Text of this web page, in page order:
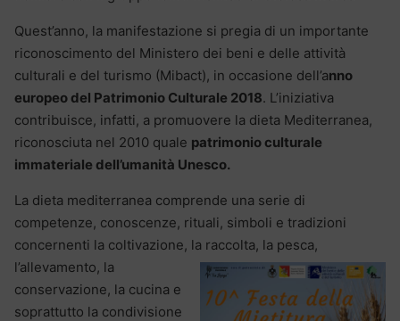
Quest’anno, la manifestazione si pregia di un importante
riconoscimento del Ministero dei beni e delle attività
culturali e del turismo (Mibact), in occasione dell’anno
europeo del Patrimonio Culturale 2018. L’iniziativa
contribuisce, infatti, a promuovere la dieta Mediterranea,
riconosciuta nel 2010 quale patrimonio culturale
immateriale dell’umanità Unesco.
La dieta mediterranea comprende una serie di
competenze, conoscenze, rituali, simboli e tradizioni
concernenti la coltivazione, la raccolta, la pesca,
l’allevamento, la
conservazione, la cucina e
soprattutto la condivisione